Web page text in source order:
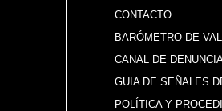
CONTACTO
BARÓMETRO DE
CANAL DE
GUIA DE SEÑALES
POLÍTICA Y